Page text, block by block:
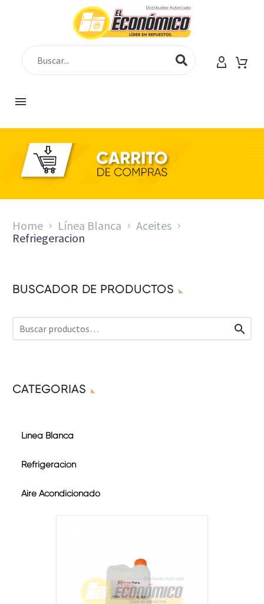
SHOP
Home Línea Blanca
Aceites
Refriegeracion
BUSCADOR DE PRODUCTOS

CATEGORÍAS
Línea Blanca
Refrigeración
Aire Acondicionado